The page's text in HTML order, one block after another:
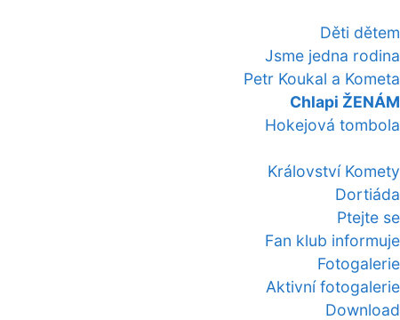
Děti dětem
Jsme jedna rodina
Petr Koukal a Kometa
Chlapi ŽENÁM
Hokejová tombola
Království Komety
Dortiáda
Ptejte se
Fan klub informuje
Fotogalerie
Aktivní fotogalerie
Download